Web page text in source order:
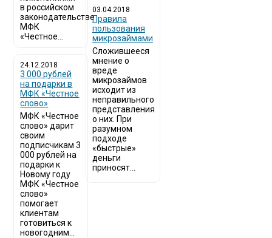
в российском
законодательстве
МФК
«Честное...
24.12.2018
3 000 рублей
на подарки в
МФК «Честное
слово»
МФК «Честное
слово» дарит
своим
подписчикам 3
000 рублей на
подарки к
Новому году
МФК «Честное
слово»
помогает
клиентам
готовиться к
новогодним...
03.04.2018
​Правила
пользования
микрозаймами
Сложившееся
мнение о
вреде
микрозаймов
исходит из
неправильного
представления
о них. При
разумном
подходе
«быстрые»
деньги
приносят...